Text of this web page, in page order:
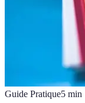
Guide Pratique5 min